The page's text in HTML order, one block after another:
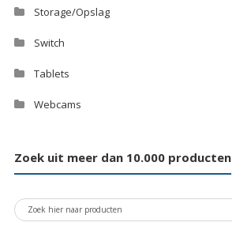
Storage/Opslag
Switch
Tablets
Webcams
Zoek uit meer dan 10.000 producten